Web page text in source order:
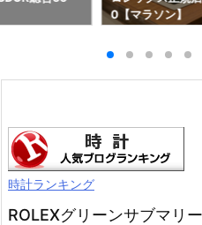
0【マラソン】
時計ランキング
ROLEXグリーンサブマリ